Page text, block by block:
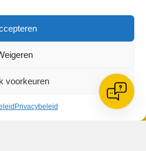
voorkeuren
Privacybeleid
2018-2019
1